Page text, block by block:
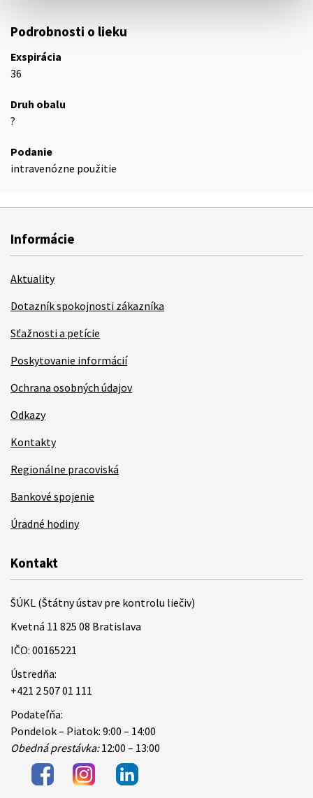
Podrobnosti o lieku
Exspirácia
36
Druh obalu
?
Podanie
intravenózne použitie
Informácie
Aktuality
Dotazník spokojnosti zákazníka
Sťažnosti a petície
Poskytovanie informácií
Ochrana osobných údajov
Odkazy
Kontakty
Regionálne pracoviská
Bankové spojenie
Úradné hodiny
Kontakt
ŠÚKL (Štátny ústav pre kontrolu liečiv)
Kvetná 11 825 08 Bratislava
IČO: 00165221
Ústredňa:
+421 2 507 01 111
Podateľňa:
Pondelok – Piatok: 9:00 – 14:00
Obedná prestávka:12:00 – 13:00